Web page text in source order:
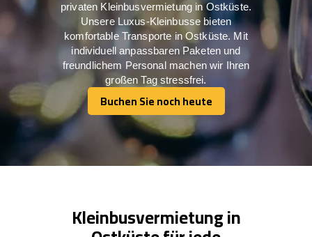
privaten Kleinbusvermietung in Ostküste.
Unsere Luxus-Kleinbusse bieten
komfortable Transporte in Ostküste. Mit
individuell anpassbaren Paketen und
freundlichem Personal machen wir Ihren
großen Tag stressfrei.
Buchen Sie noch heute
Buchen Sie noch heute
Kleinbusvermietung in